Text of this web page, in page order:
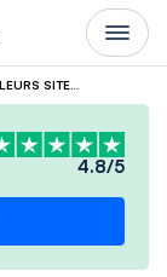
ALICANTE : LES MEILLEURS SITES À DÉCOUVRIR POUR UN SÉJOUR MÉMORABLE
4.8/5